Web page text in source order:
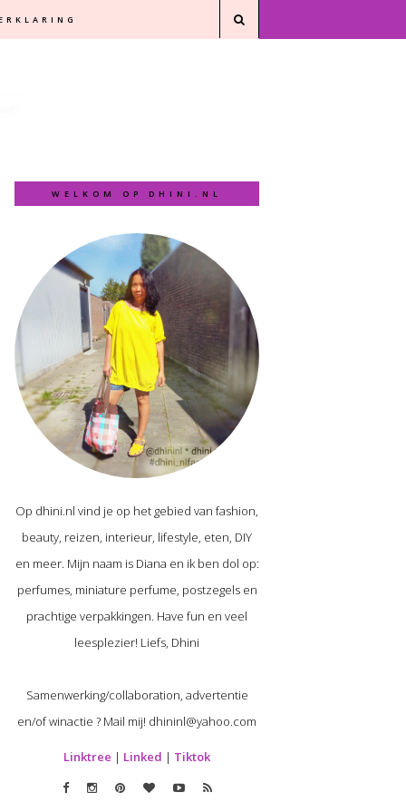
WELKOM OP DHINI.NL
Op dhini.nl vind je op het gebied van fashion,
beauty, reizen, interieur, lifestyle, eten, DIY
en meer. Mijn naam is Diana en ik ben dol op:
perfumes, miniature perfume, postzegels en
prachtige verpakkingen. Have fun en veel
leesplezier! Liefs, Dhini
Samenwerking/collaboration, advertentie
en/of winactie ? Mail mij! dhininl@yahoo.com
Linktree | Linked | Tiktok